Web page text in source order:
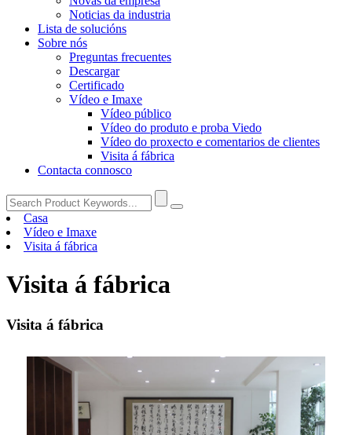
Noticias da industria
Lista de solucións
Sobre nós
Preguntas frecuentes
Descargar
Certificado
Vídeo e Imaxe
Vídeo público
Vídeo do produto e proba Viedo
Vídeo do proxecto e comentarios de clientes
Visita á fábrica
Contacta connosco
Casa
Vídeo e Imaxe
Visita á fábrica
Visita á fábrica
Visita á fábrica